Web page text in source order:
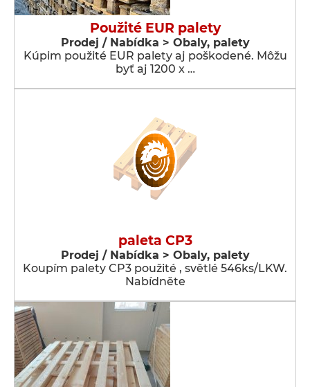
Použité EUR palety
Prodej / Nabídka > Obaly, palety
Kúpim použité EUR palety aj poškodené. Môžu
byť aj 1200 x …
paleta CP3
Prodej / Nabídka > Obaly, palety
Koupím palety CP3 použité , světlé 546ks/LKW.
Nabídněte